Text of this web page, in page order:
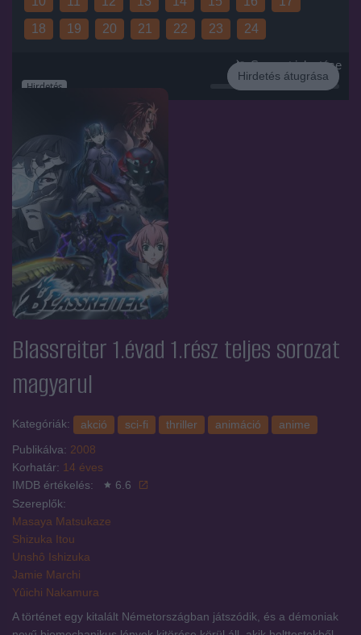
Hirdetés
Hirdetés átugrása
18
19 20 21 22 23 24
Sorozat jelentése
Blassreiter 1.évad 1.rész teljes sorozat
magyarul
Kategóriák: akció sci-fi thriller animáció
anime
Publikálva: 2008
Korhatár: 14 éves
IMDB értékelés:
6.6
Szereplők:
Masaya Matsukaze
Shizuka Itou
Unshô Ishizuka
Jamie Marchi
Yûichi Nakamura
A történet egy kitalált Németországban játszódik, és a démoniak